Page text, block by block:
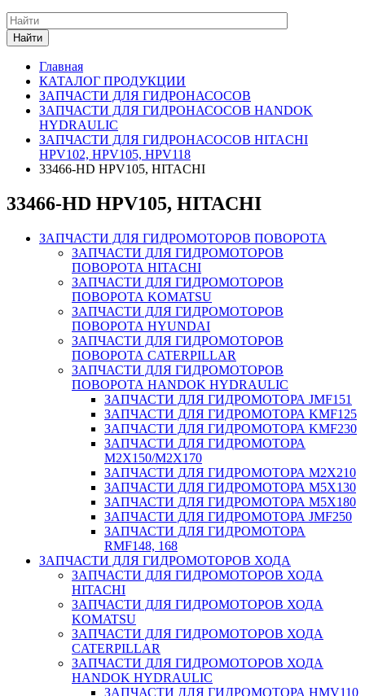
Найти
Главная
КАТАЛОГ ПРОДУКЦИИ
ЗАПЧАСТИ ДЛЯ ГИДРОНАСОСОВ
ЗАПЧАСТИ ДЛЯ ГИДРОНАСОСОВ HANDOK
HYDRAULIC
ЗАПЧАСТИ ДЛЯ ГИДРОНАСОСОВ HITACHI
HPV102, HPV105, HPV118
33466-HD HPV105, HITACHI
33466-HD HPV105, HITACHI
ЗАПЧАСТИ ДЛЯ ГИДРОМОТОРОВ ПОВОРОТА
ЗАПЧАСТИ ДЛЯ ГИДРОМОТОРОВ
ПОВОРОТА HITACHI
ЗАПЧАСТИ ДЛЯ ГИДРОМОТОРОВ
ПОВОРОТА KOMATSU
ЗАПЧАСТИ ДЛЯ ГИДРОМОТОРОВ
ПОВОРОТА HYUNDAI
ЗАПЧАСТИ ДЛЯ ГИДРОМОТОРОВ
ПОВОРОТА CATERPILLAR
ЗАПЧАСТИ ДЛЯ ГИДРОМОТОРОВ
ПОВОРОТА HANDOK HYDRAULIC
ЗАПЧАСТИ ДЛЯ ГИДРОМОТОРА JMF151
ЗАПЧАСТИ ДЛЯ ГИДРОМОТОРА KMF125
ЗАПЧАСТИ ДЛЯ ГИДРОМОТОРА KMF230
ЗАПЧАСТИ ДЛЯ ГИДРОМОТОРА
M2X150/M2X170
ЗАПЧАСТИ ДЛЯ ГИДРОМОТОРА M2X210
ЗАПЧАСТИ ДЛЯ ГИДРОМОТОРА M5X130
ЗАПЧАСТИ ДЛЯ ГИДРОМОТОРА M5X180
ЗАПЧАСТИ ДЛЯ ГИДРОМОТОРА JMF250
ЗАПЧАСТИ ДЛЯ ГИДРОМОТОРА
RMF148, 168
ЗАПЧАСТИ ДЛЯ ГИДРОМОТОРОВ ХОДА
ЗАПЧАСТИ ДЛЯ ГИДРОМОТОРОВ ХОДА
HITACHI
ЗАПЧАСТИ ДЛЯ ГИДРОМОТОРОВ ХОДА
KOMATSU
ЗАПЧАСТИ ДЛЯ ГИДРОМОТОРОВ ХОДА
CATERPILLAR
ЗАПЧАСТИ ДЛЯ ГИДРОМОТОРОВ ХОДА
HANDOK HYDRAULIC
ЗАПЧАСТИ ДЛЯ ГИДРОМОТОРА HMV110